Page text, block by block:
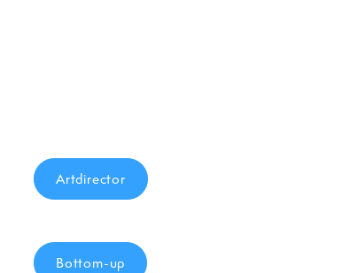
Artdirector
Bottom-up